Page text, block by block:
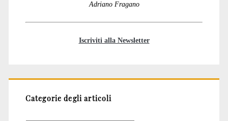
Adriano Fragano
Iscriviti alla Newsletter
Categorie degli articoli